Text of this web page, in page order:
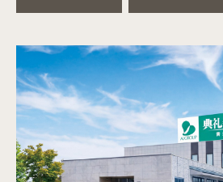
はじめての葬儀（喪主・ご遺族様）
はじめての葬儀 （参列者様）